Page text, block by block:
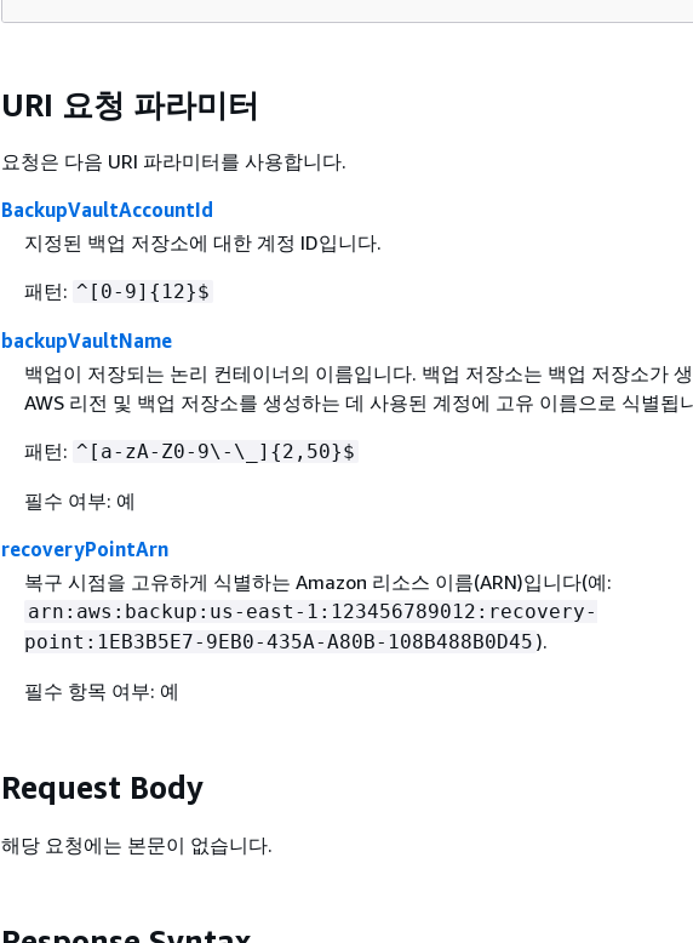
URI 요청 파라미터
요청은 다음 URI 파라미터를 사용합니다.
BackupVaultAccountId
지정된 백업 저장소에 대한 계정 ID입니다.
패턴: ^[0-9] { 12}$
backupVaultName
백업이 저장되는 논리 컨테이너의 이름입니다. 백업 저장소는 백업 저장소가
AWS 리전 및 백업 저장소를 생성하는 데 사용된 계정에 고유 이름으로 식별됩
패턴: ^[a-zA-Z0-9\-\_] {2,50}$
필수 여부: 예
recoveryPointArn
복구 시점을 고유하게 식별하는 Amazon 리소스 이름(ARN)입니다(예:
arn:aws:backup:us-east-1:123456789012:recovery-
point:1EB3B5E7-9EB0-435A-A80B-108B488B0D45 ).
필수 항목 여부: 예
Request Body
해당 요청에는 본문이 없습니다.